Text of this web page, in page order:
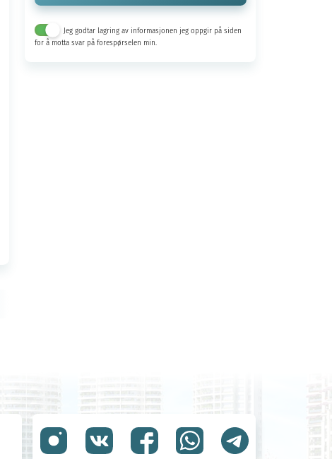
Jeg godtar lagring av informasjonen jeg oppgir på siden
for å motta svar på forespørselen min.